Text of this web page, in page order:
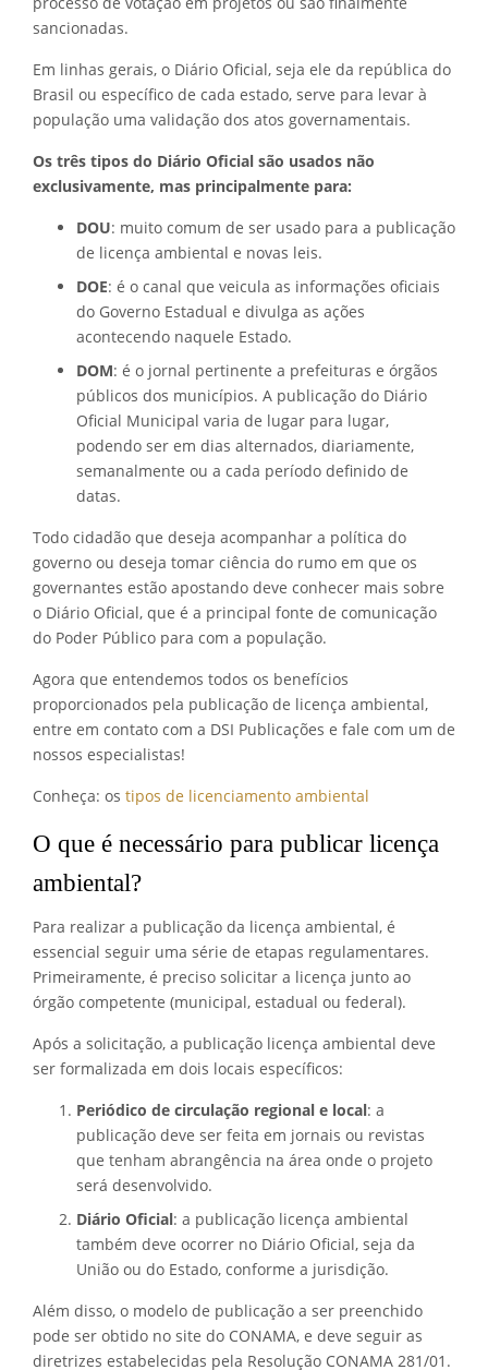
sancionadas.
Em linhas gerais, o Diário Oficial, seja ele da república do
Brasil ou específico de cada estado, serve para levar à
população uma validação dos atos governamentais.
Os três tipos do Diário Oficial são usados não
exclusivamente, mas principalmente para:
DOU: muito comum de ser usado para a publicação
de licença ambiental e novas leis.
DOE: é o canal que veicula as informações oficiais
do Governo Estadual e divulga as ações
acontecendo naquele Estado.
DOM: é o jornal pertinente a prefeituras e órgãos
públicos dos municípios. A publicação do Diário
Oficial Municipal varia de lugar para lugar,
podendo ser em dias alternados, diariamente,
semanalmente ou a cada período definido de
datas.
Todo cidadão que deseja acompanhar a política do
governo ou deseja tomar ciência do rumo em que os
governantes estão apostando deve conhecer mais sobre
o Diário Oficial, que é a principal fonte de comunicação
do Poder Público para com a população.
Agora que entendemos todos os benefícios
proporcionados pela publicação de licença ambiental,
entre em contato com a DSI Publicações e fale com um de
nossos especialistas!
Conheça: os tipos de licenciamento ambiental
O que é necessário para publicar licença
ambiental?
Para realizar a publicação da licença ambiental, é
essencial seguir uma série de etapas regulamentares.
Primeiramente, é preciso solicitar a licença junto ao
órgão competente (municipal, estadual ou federal).
Após a solicitação, a publicação licença ambiental deve
ser formalizada em dois locais específicos:
Periódico de circulação regional e local: a
publicação deve ser feita em jornais ou revistas
que tenham abrangência na área onde o projeto
será desenvolvido.
Diário Oficial: a publicação licença ambiental
também deve ocorrer no Diário Oficial, seja da
União ou do Estado, conforme a jurisdição.
Além disso, o modelo de publicação a ser preenchido
pode ser obtido no site do CONAMA, e deve seguir as
diretrizes estabelecidas pela Resolução CONAMA 281/01.